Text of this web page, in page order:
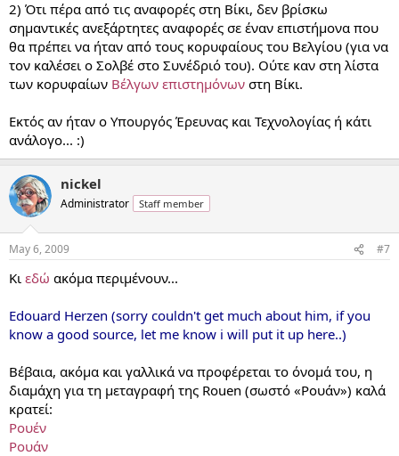
2) Ότι πέρα από τις αναφορές στη Βίκι, δεν βρίσκω
σημαντικές ανεξάρτητες αναφορές σε έναν επιστήμονα που
θα πρέπει να ήταν από τους κορυφαίους του Βελγίου (για να
τον καλέσει ο Σολβέ στο Συνέδριό του). Ούτε καν στη λίστα
των κορυφαίων Βέλγων επιστημόνων στη Βίκι.
Εκτός αν ήταν ο Υπουργός Έρευνας και Τεχνολογίας ή κάτι
ανάλογο... :)
nickel
Administrator Staff member
May 6, 2009 #7
Κι εδώ ακόμα περιμένουν...
Edouard Herzen (sorry couldn't get much about him, if you
know a good source, let me know i will put it up here..)
Βέβαια, ακόμα και γαλλικά να προφέρεται το όνομά του, η
διαμάχη για τη μεταγραφή της Rouen (σωστό «Ρουάν») καλά
κρατεί:
Ρουέν
Ρουάν